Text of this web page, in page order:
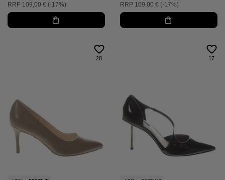
Препоръчителна цена:
RRP 109,00 € (-17%) Препоръчителна цена:
RRP 109,00 € (-17%)
28 17